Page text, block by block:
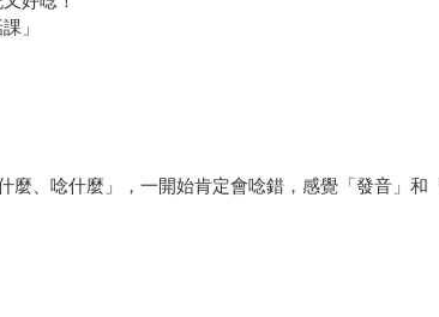
」
、唸什麼」，一開始肯定會唸錯，感覺「發音」和